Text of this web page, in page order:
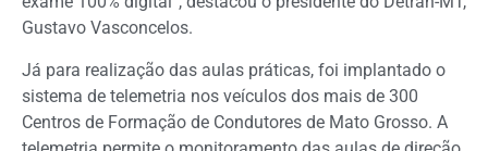
Gustavo Vasconcelos.
Já para realização das aulas práticas, foi implantado o
sistema de telemetria nos veículos dos mais de 300
Centros de Formação de Condutores de Mato Grosso. A